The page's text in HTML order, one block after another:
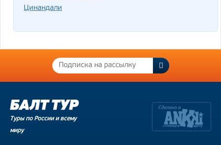
Цинандали
Туры по России и всему
миру